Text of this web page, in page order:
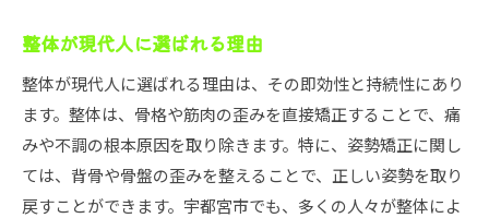
整体が現代人に選ばれる理由
整体が現代人に選ばれる理由は、その即効性と持続性にあり
ます。整体は、骨格や筋肉の歪みを直接矯正することで、痛
みや不調の根本原因を取り除きます。特に、姿勢矯正に関し
ては、背骨や骨盤の歪みを整えることで、正しい姿勢を取り
戻すことができます。宇都宮市でも、多くの人々が整体によ